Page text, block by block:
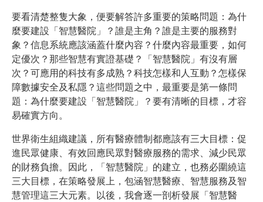
要看清楚整隻大象，便要解答許多重要的策略問題：為什
麼要建設「智慧醫院」？誰是主角？誰是主要的服務對
象？信息系統應該涵蓋什麼內容？什麼內容最重要，如何
定優次？那些智慧有實證基礎？「智慧醫院」有沒有層
次？可應用的科技有多成熟？科技怎樣和人互動？怎樣保
障數據安全及私隱？這些問題之中，最重要是第一條問
題：為什麼要建設「智慧醫院」？要有清晰的目標，才容
易確實方向。
世界衛生組織建議，所有醫療體制都應該有三大目標：促
進民眾健康、有效回應民眾對醫療服務的需求、減少民眾
的財務負擔。因此，「智慧醫院」的建立，也務必圍繞這
三大目標，在策略發展上，包涵智慧醫療、智慧服務及智
慧管理這三大元素。以後，我會逐一剖析發展「智慧醫